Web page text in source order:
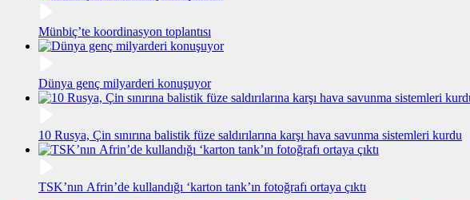
Münbiç’te koordinasyon toplantısı
Dünya genç milyarderi konuşuyor
10 Rusya, Çin sınırına balistik füze saldırılarına karşı hava savunma sistemleri kurdu
TSK’nın Afrin’de kullandığı ‘karton tank’ın fotoğrafı ortaya çıktı